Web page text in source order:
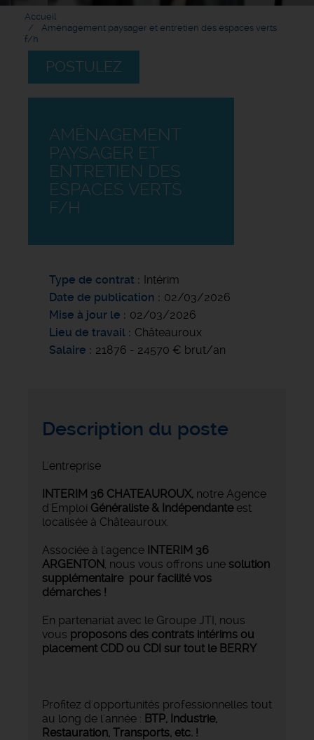
Accueil
Aménagement paysager et entretien des espaces verts
f/h
POSTULEZ
AMÉNAGEMENT
PAYSAGER ET
ENTRETIEN DES
ESPACES VERTS
F/H
Type de contrat
Intérim
Date de publication
02/03/2026
Mise à jour le
02/03/2026
Lieu de travail
Châteauroux
Salaire
21876 - 24570 € brut/an
Description du poste
L'entreprise
INTERIM 36 CHATEAUROUX, notre Agence
d'Emploi Généraliste & Indépendante est
localisée à Châteauroux.
Associée à l'agence INTERIM 36
ARGENTON, nous vous offrons une solution
supplémentaire pour facilité vos
démarches !
En partenariat avec le Groupe JTI, nous
vous proposons des contrats intérims ou
placement CDD ou CDI sur tout le BERRY
Profitez d'opportunités professionnelles tout
au long de l'année : BTP, Industrie,
Restauration, Transports, etc. !